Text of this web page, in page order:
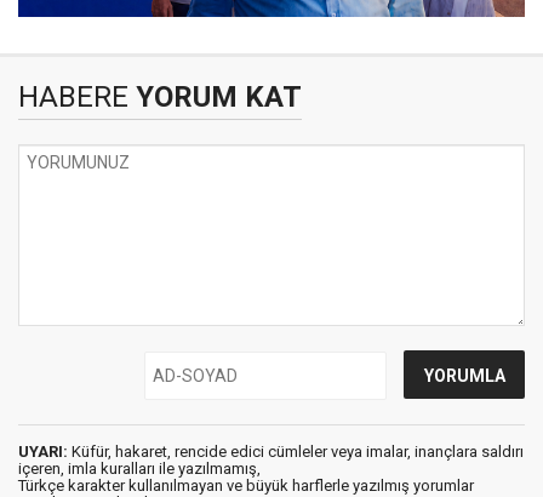
HABERE YORUM KAT
UYARI: Küfür, hakaret, rencide edici cümleler veya imalar, inançlara saldırı
içeren, imla kuralları ile yazılmamış,
Türkçe karakter kullanılmayan ve büyük harflerle yazılmış yorumlar